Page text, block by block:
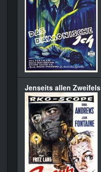
Jenseits allen Zweifels